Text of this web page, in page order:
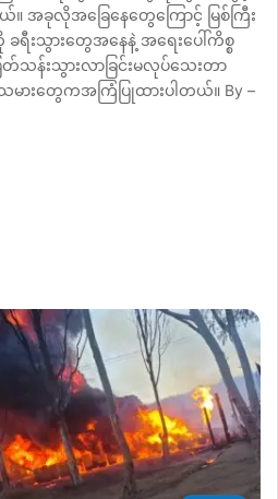
အခုလိုအခြေနေတွေကြောင့် မြစ်ကြီး
ခရီးသွားတွေအနေနဲ့ အရေးပေါ်ကိစ္စ
သန်းသွားလာခြင်းမလုပ်သေးတာ
ားတွေကအကြံပြုထားပါတယ်။ By –